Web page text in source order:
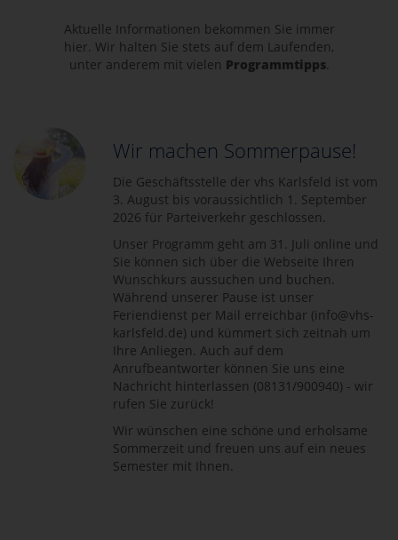
Aktuelle Informationen bekommen Sie immer
hier. Wir halten Sie stets auf dem Laufenden,
unter anderem mit vielen Programmtipps.
Wir machen Sommerpause!
Die Geschäftsstelle der vhs Karlsfeld ist vom
3. August bis voraussichtlich 1. September
2026 für Parteiverkehr geschlossen.
Unser Programm geht am 31. Juli online und
Sie können sich über die Webseite Ihren
Wunschkurs aussuchen und buchen.
Während unserer Pause ist unser
Feriendienst per Mail erreichbar (info@vhs-
karlsfeld.de) und kümmert sich zeitnah um
Ihre Anliegen. Auch auf dem
Anrufbeantworter können Sie uns eine
Nachricht hinterlassen (08131/900940) - wir
rufen Sie zurück!
Wir wünschen eine schöne und erholsame
Sommerzeit und freuen uns auf ein neues
Semester mit Ihnen.